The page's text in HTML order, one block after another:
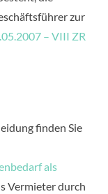
zur
– VIII ZR
finden Sie
als
Vermieter durch